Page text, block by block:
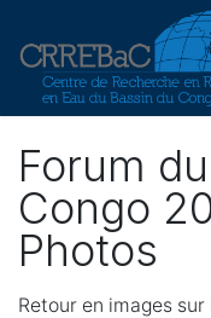
Forum
Congo
Photos
Retour en images